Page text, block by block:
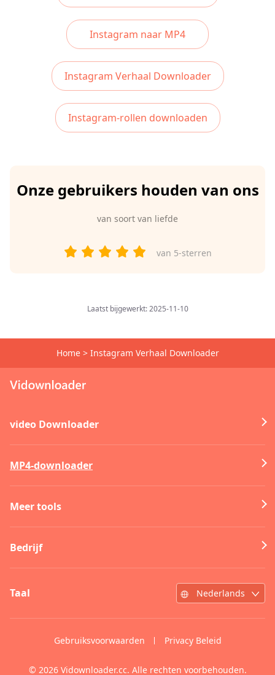
Instagram naar MP4
Instagram Verhaal Downloader
Instagram-rollen downloaden
Onze gebruikers houden van ons
van soort van liefde
van 5-sterren
Laatst bijgewerkt: 2025-11-10
Home> Instagram Verhaal Downloader
video Downloader
MP4-downloader
Meer tools
Bedrijf
Taal Nederlands
Gebruiksvoorwaarden Privacy Beleid
© 2026Vidownloader.cc. Alle rechten voorbehouden.